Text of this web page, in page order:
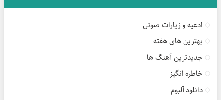
ادعیه و زیارات صوتی
بهترین های هفته
جدیدترین آهنگ ها
خاطره انگیز
دانلود آلبوم